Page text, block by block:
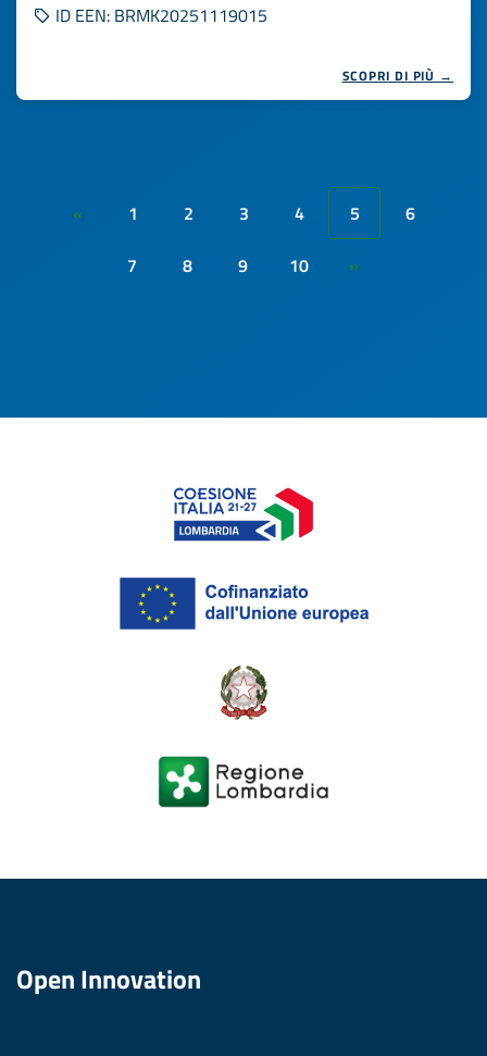
ID EEN: BRMK20251119015
SCOPRI DI PIÙ →
« 1 2 3 4 5
6
7
8 9 10 »
Open Innovation